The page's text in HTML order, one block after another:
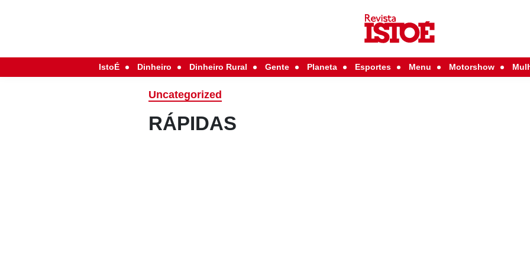
IstoÉ Dinheiro Dinheiro Rural Gente Planeta Esportes Menu Motorshow
Uncategorized
RÁPIDAS